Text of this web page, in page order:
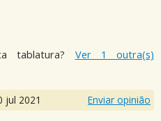
tablatura? Ver 1 outra(s)
jul 2021 Enviar opinião